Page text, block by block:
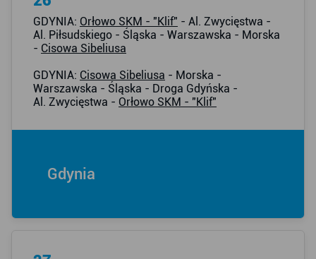
GDYNIA: Orłowo SKM - "Klif" - Al. Zwycięstwa -
Al. Piłsudskiego - Śląska - Warszawska - Morska
- Cisowa Sibeliusa
GDYNIA: Cisowa Sibeliusa - Morska -
Warszawska - Śląska - Droga Gdyńska -
Al. Zwycięstwa - Orłowo SKM - "Klif"
Gdynia